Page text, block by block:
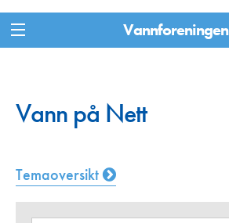
Vannforeningen
Vann på Nett
Temaoversikt